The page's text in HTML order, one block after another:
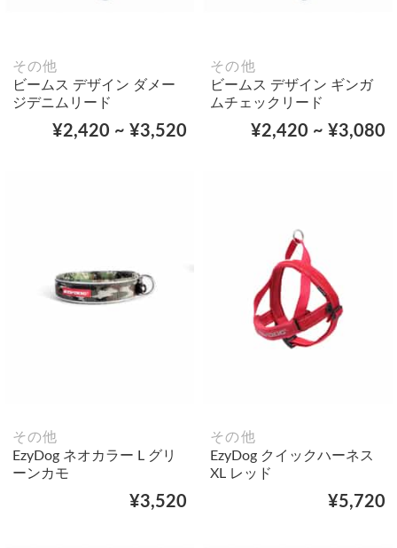
その他
ビームス デザイン ダメー
ジデニムリード
¥2,420 ~ ¥3,520
その他
ビームス デザイン ギンガ
ムチェックリード
¥2,420 ~ ¥3,080
その他
EzyDog ネオカラー L グリ
ーンカモ
¥3,520
その他
EzyDog クイックハーネス
XL レッド
¥5,720